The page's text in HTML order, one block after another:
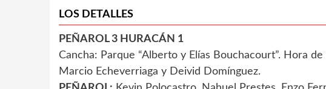
LOS DETALLES
PEÑAROL 3 HURACÁN 1
Cancha: Parque “Alberto y Elías Bouchacourt”. Hora
Marcio Echeverriaga y Deivid Domínguez.